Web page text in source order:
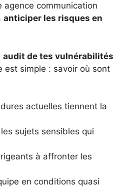
agence communication
anticiper les risques en
audit de tes vulnérabilités
est simple : savoir où sont
actuelles tiennent la
sujets sensibles qui
à affronter les
en conditions quasi